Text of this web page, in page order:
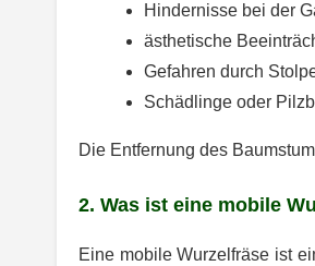
Hindernisse bei der
ästhetische
Gefahren durch
Schädlinge oder
Die Entfernung des
2. Was ist eine mobile
Eine mobile Wurzelfräse ist